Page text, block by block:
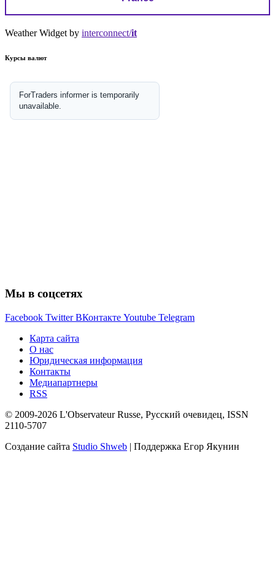
Weather Widget by interconnect/it
Курсы валют
Мы в соцсетях
Facebook Twitter ВКонтакте Youtube Telegram
Карта сайта
О нас
Юридическая информация
Контакты
Медиапартнеры
RSS
© 2009-2026 L'Observateur Russe, Русский очевидец, ISSN
2110-5707
Создание сайта Studio Shweb | Поддержка Егор Якунин